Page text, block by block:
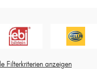
Filterkriterien anzeigen